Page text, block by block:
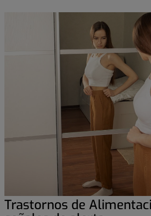
Trastornos de